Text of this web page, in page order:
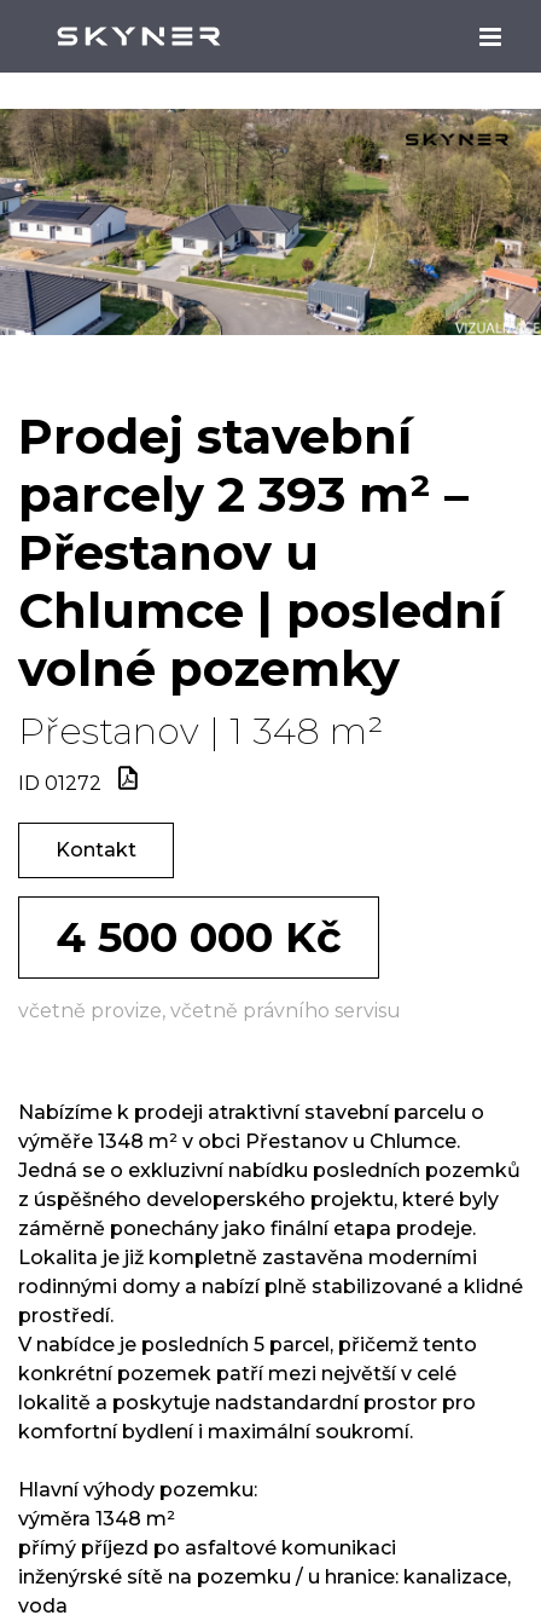
Prodej stavební
parcely 2 393 m² –
Přestanov u
Chlumce | poslední
volné pozemky
Přestanov | 1 348 m²
ID 01272
Kontakt
4 500 000 Kč
včetně provize, včetně právního servisu
Nabízíme k prodeji atraktivní stavební parcelu o
výměře 1348 m² v obci Přestanov u Chlumce.
Jedná se o exkluzivní nabídku posledních pozemků
z úspěšného developerského projektu, které byly
záměrně ponechány jako finální etapa prodeje.
Lokalita je již kompletně zastavěna moderními
rodinnými domy a nabízí plně stabilizované a klidné
prostředí.
V nabídce je posledních 5 parcel, přičemž tento
konkrétní pozemek patří mezi největší v celé
lokalitě a poskytuje nadstandardní prostor pro
komfortní bydlení i maximální soukromí.
Hlavní výhody pozemku:
výměra 1348 m²
přímý příjezd po asfaltové komunikaci
inženýrské sítě na pozemku / u hranice: kanalizace,
voda